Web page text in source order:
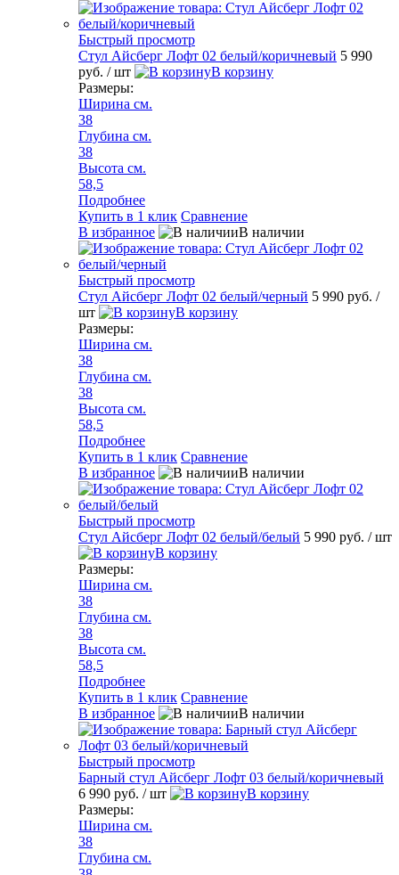
Быстрый просмотр
Стул Айсберг Лофт 02 белый/коричневый 5 990
руб. / шт
В корзину
Размеры:
Ширина см.
38
Глубина см.
38
Высота см.
58,5
Подробнее
Купить в 1 клик Сравнение
В избранное
В наличии
Быстрый просмотр
Стул Айсберг Лофт 02 белый/черный 5 990 руб. /
шт
В корзину
Размеры:
Ширина см.
38
Глубина см.
38
Высота см.
58,5
Подробнее
Купить в 1 клик Сравнение
В избранное
В наличии
Быстрый просмотр
Стул Айсберг Лофт 02 белый/белый 5 990 руб. / шт
В корзину
Размеры:
Ширина см.
38
Глубина см.
38
Высота см.
58,5
Подробнее
Купить в 1 клик Сравнение
В избранное
В наличии
Быстрый просмотр
Барный стул Айсберг Лофт 03 белый/коричневый
6 990 руб. / шт
В корзину
Размеры:
Ширина см.
38
Глубина см.